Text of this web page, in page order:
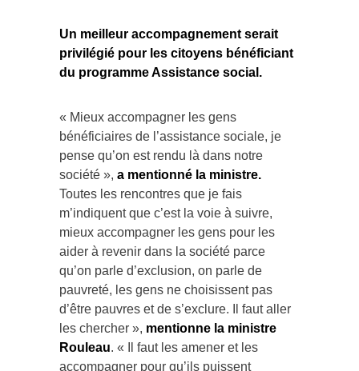
Un meilleur accompagnement serait
privilégié pour les citoyens bénéficiant
du programme Assistance social.
« Mieux accompagner les gens
bénéficiaires de l’assistance sociale, je
pense qu’on est rendu là dans notre
société », a mentionné la ministre.
Toutes les rencontres que je fais
m’indiquent que c’est la voie à suivre,
mieux accompagner les gens pour les
aider à revenir dans la société parce
qu’on parle d’exclusion, on parle de
pauvreté, les gens ne choisissent pas
d’être pauvres et de s’exclure. Il faut aller
les chercher », mentionne la ministre
Rouleau . « Il faut les amener et les
accompagner pour qu’ils puissent